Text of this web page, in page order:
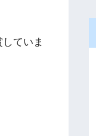
ていま